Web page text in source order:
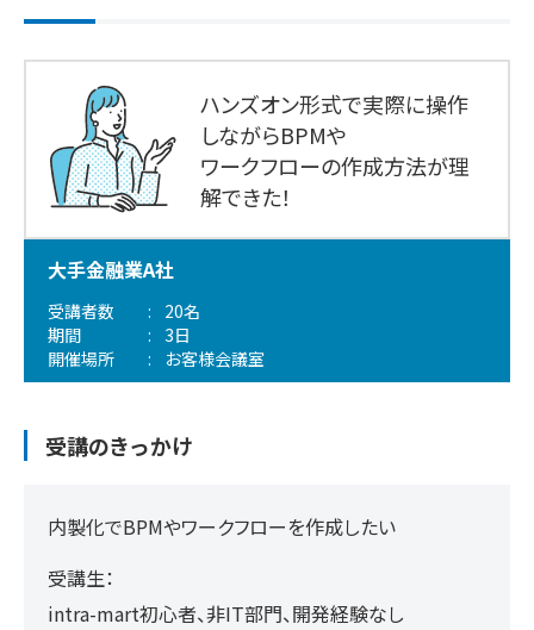
ハンズオン形式で実際に操作
しながらBPMや
ワークフローの作成方法が理
解できた！
大手金融業A社
受講者数
20名
期間
3日
開催場所
お客様会議室
受講のきっかけ
内製化でBPMやワークフローを作成したい
受講生：
intra-mart初心者、非IT部門、開発経験なし